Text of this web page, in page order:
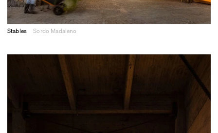
Stables Sordo Madaleno